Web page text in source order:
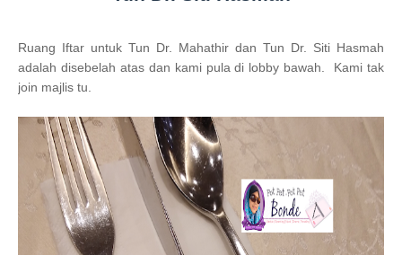
Ruang Iftar untuk Tun Dr. Mahathir dan Tun Dr. Siti Hasmah
adalah disebelah atas dan kami pula di lobby bawah. Kami tak
join majlis tu.